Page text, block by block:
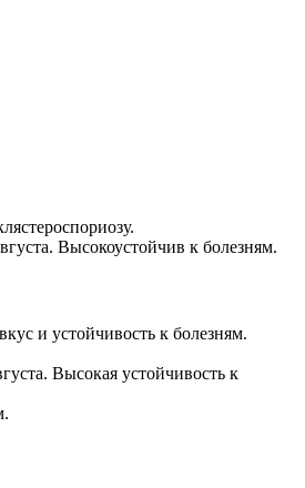
Высокоустойчив к болезням.
и устойчивость к болезням.
Высокая устойчивость к